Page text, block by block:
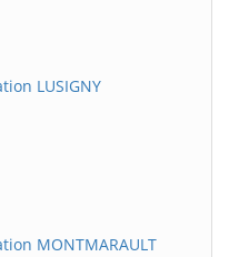
LUSIGNY
MONTMARAULT